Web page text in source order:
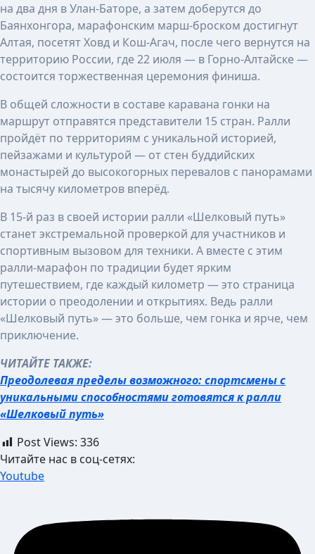
на два дня в Улан-Баторе, а затем доберутся до
Баянхонгора, марафонским марш-броском достигнут
Алтая, посетят Ховд и Кош-Агач, после чего вернутся на
территорию России, где 22 июля — в Горно-Алтайске —
состоится торжественная церемония финиша.
В общей сложности в составе каравана гонки на
маршрут отправятся представители 15 стран. Ралли
пройдёт по территориям с уникальной историей,
пейзажами и культурой — от стен буддийских
монастырей до высокогорных перевалов с панорамами
на тысячу километров вперёд.
В 15-й раз в своей истории ралли «Шелковый путь»
станет экстремальной проверкой для участников и
спортивным вызовом для техники. А вместе с этим
ралли-марафон по традиции будет ярким
путешествием, где каждый километр — это страница
истории о преодолении и открытиях. Ведь ралли
«Шелковый путь» — это больше, чем гонка и ярче, чем
приключение.
ЧИТАЙТЕ ТАКЖЕ:
Преодолевая пределы возможного: спортсмены с
уникальными способностями готовятся к ралли
«Шелковый путь»
Post Views: 336
Читайте нас в соц-сетях:
Youtube